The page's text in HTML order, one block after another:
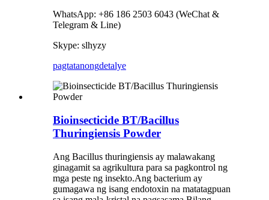
WhatsApp: +86 186 2503 6043 (WeChat &
Telegram & Line)
Skype: slhyzy
pagtatanongdetalye
Bioinsecticide BT/Bacillus
Thuringiensis Powder
Ang Bacillus thuringiensis ay malawakang
ginagamit sa agrikultura para sa pagkontrol ng
mga peste ng insekto.Ang bacterium ay
gumagawa ng isang endotoxin na matatagpuan